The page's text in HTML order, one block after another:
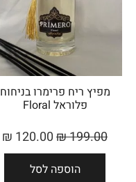
מפיץ ריח פרימרו בניחוח
פלוראל Floral
199.00
₪
120.00
₪
הוספה לסל